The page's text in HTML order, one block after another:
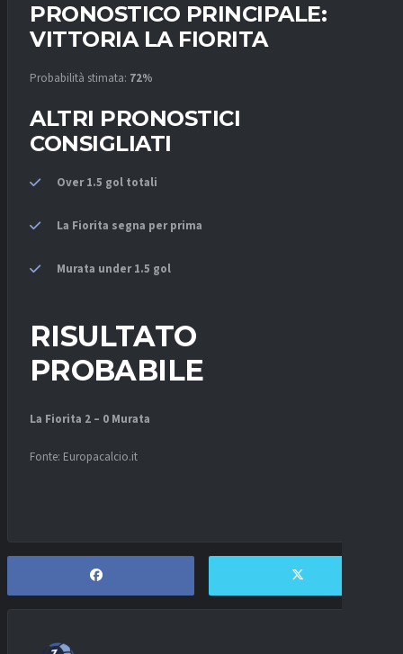
PRONOSTICO PRINCIPALE:
VITTORIA LA FIORITA
Probabilità stimata: 72%
ALTRI PRONOSTICI
CONSIGLIATI
Over 1.5 gol totali
La Fiorita segna per prima
Murata under 1.5 gol
RISULTATO
PROBABILE
La Fiorita 2 – 0 Murata
Fonte: Europacalcio.it